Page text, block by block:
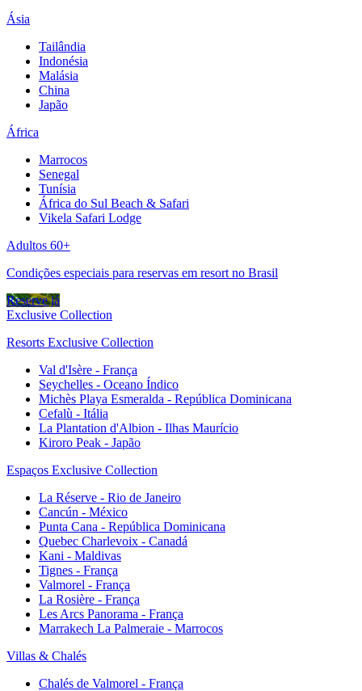
Ásia
Tailândia
Indonésia
Malásia
China
Japão
África
Marrocos
Senegal
Tunísia
África do Sul Beach & Safari
Vikela Safari Lodge
Adultos 60+
Condições especiais para reservas em resort no Brasil
Reserve já
Exclusive Collection
Resorts Exclusive Collection
Val d'Isère - França
Seychelles - Oceano Índico
Michès Playa Esmeralda - República Dominicana
Cefalù - Itália
La Plantation d'Albion - Ilhas Maurício
Kiroro Peak - Japão
Espaços Exclusive Collection
La Réserve - Rio de Janeiro
Cancún - México
Punta Cana - República Dominicana
Quebec Charlevoix - Canadá
Kani - Maldivas
Tignes - França
Valmorel - França
La Rosière - França
Les Arcs Panorama - França
Marrakech La Palmeraie - Marrocos
Villas & Chalés
Chalés de Valmorel - França